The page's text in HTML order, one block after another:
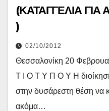
(ΚΑΤΑΓΓΕΛΙΑ
)
02/10/2012
Θεσσαλονίκη 20
Τ Ι Ο Τ Υ Π Ο Υ Η
στην δυσάρεστη θέση να
ακόμα…